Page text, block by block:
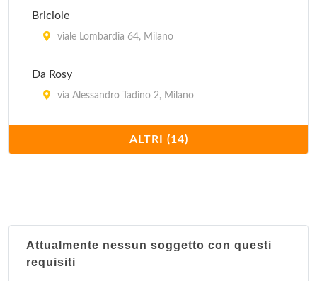
Briciole
viale Lombardia 64, Milano
Da Rosy
via Alessandro Tadino 2, Milano
Dawali Lebanese Restaurant
via Corrado II il Salico 10, Milano
Il Moro 1
ALTRI (14)
Attualmente nessun soggetto con questi
requisiti